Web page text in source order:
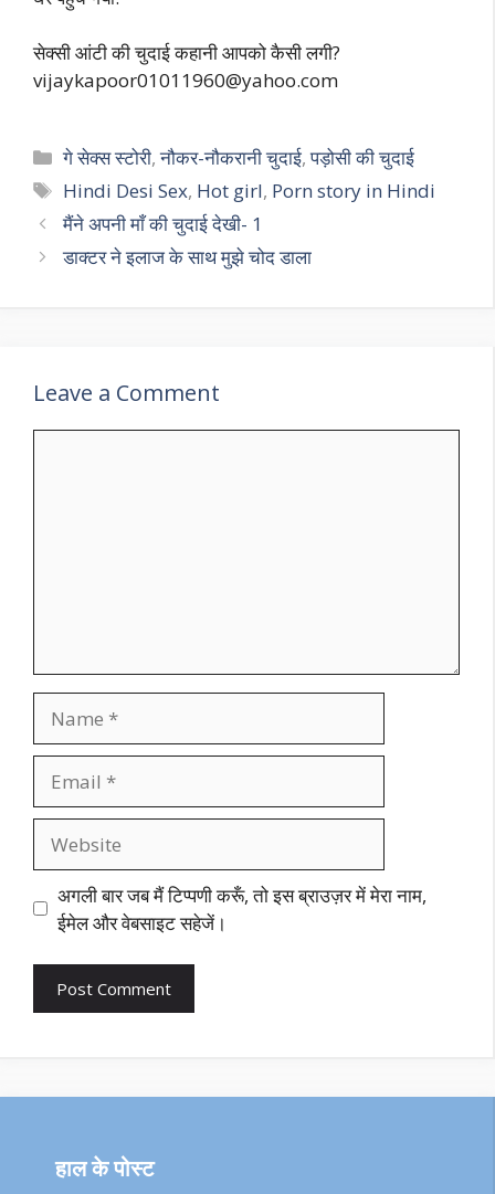
सेक्सी आंटी की चुदाई कहानी आपको कैसी लगी?
vijaykapoor01011960@yahoo.com
Categories
गे सेक्स स्टोरी,नौकर-नौकरानी चुदाई,पड़ोसी की चुदाई
Tags
Hindi Desi Sex, Hot girl, Porn story in Hindi
मैंने अपनी माँ की चुदाई देखी- 1
डाक्टर ने इलाज के साथ मुझे चोद डाला
Leave a Comment
अगली बार जब मैं टिप्पणी करूँ, तो इस ब्राउज़र में मेरा नाम,
ईमेल और वेबसाइट सहेजें।
हाल के पोस्ट